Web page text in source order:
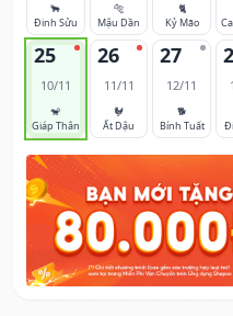
🐂
Đinh Sửu
🐅
Mậu Dần
🐈
Kỷ Mão
25
10/11
🐒
Giáp Thân
26
11/11
🐓
Ất Dậu
27
12/11
🐕
Bính Tuất